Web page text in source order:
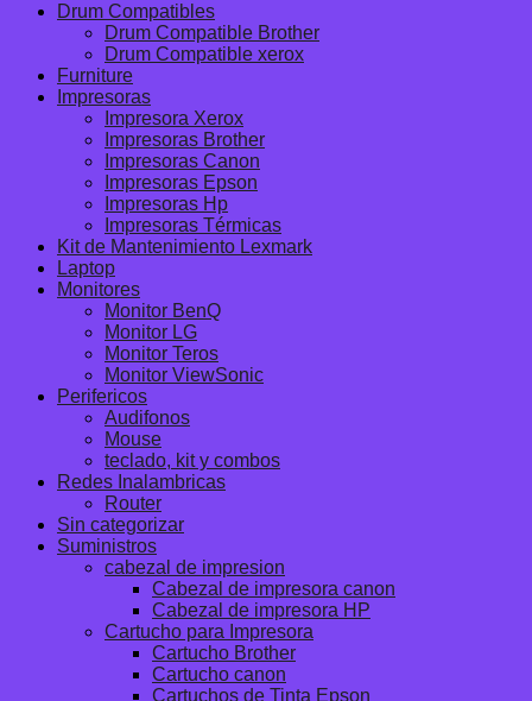
Drum Compatibles
Drum Compatible Brother
Drum Compatible xerox
Furniture
Impresoras
Impresora Xerox
Impresoras Brother
Impresoras Canon
Impresoras Epson
Impresoras Hp
Impresoras Térmicas
Kit de Mantenimiento Lexmark
Laptop
Monitores
Monitor BenQ
Monitor LG
Monitor Teros
Monitor ViewSonic
Perifericos
Audifonos
Mouse
teclado, kit y combos
Redes Inalambricas
Router
Sin categorizar
Suministros
cabezal de impresion
Cabezal de impresora canon
Cabezal de impresora HP
Cartucho para Impresora
Cartucho Brother
Cartucho canon
Cartuchos de Tinta Epson